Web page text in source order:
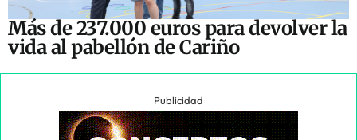
Más de 237.000 euros para devolver la
vida al pabellón de Cariño
Publicidad